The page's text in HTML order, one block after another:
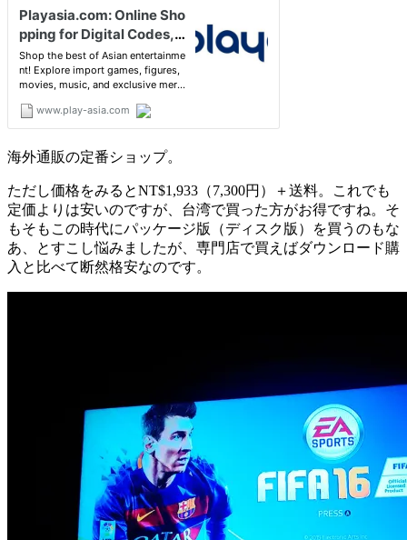
海外通販の定番ショップ。
ただし価格をみるとNT$1,933（7,300円）＋送料。これでも
定価よりは安いのですが、台湾で買った方がお得ですね。そ
もそもこの時代にパッケージ版（ディスク版）を買うのもな
あ、とすこし悩みましたが、専門店で買えばダウンロード購
入と比べて断然格安なのです。